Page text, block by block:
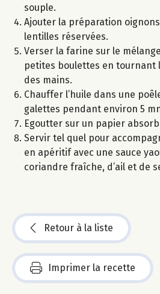
souple.
Ajouter la préparation
lentilles réservées.
Verser la farine sur le
petites boulettes en tournant
des mains.
Chauffer l’huile dans une
galettes pendant environ 5
Egoutter sur un papier
Servir tel quel pour
en apéritif avec une sauce
coriandre fraîche, d’ail et de
Retour à la liste
Imprimer la recette